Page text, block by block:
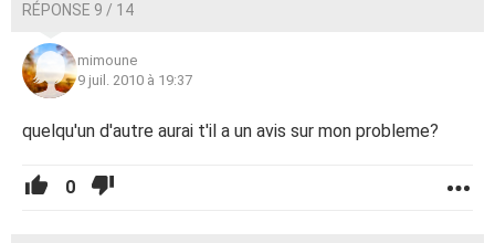
RÉPONSE 9 / 14
mimoune
9 juil. 2010 à 19:37
quelqu'un d'autre aurai t'il a un avis sur mon probleme?
0